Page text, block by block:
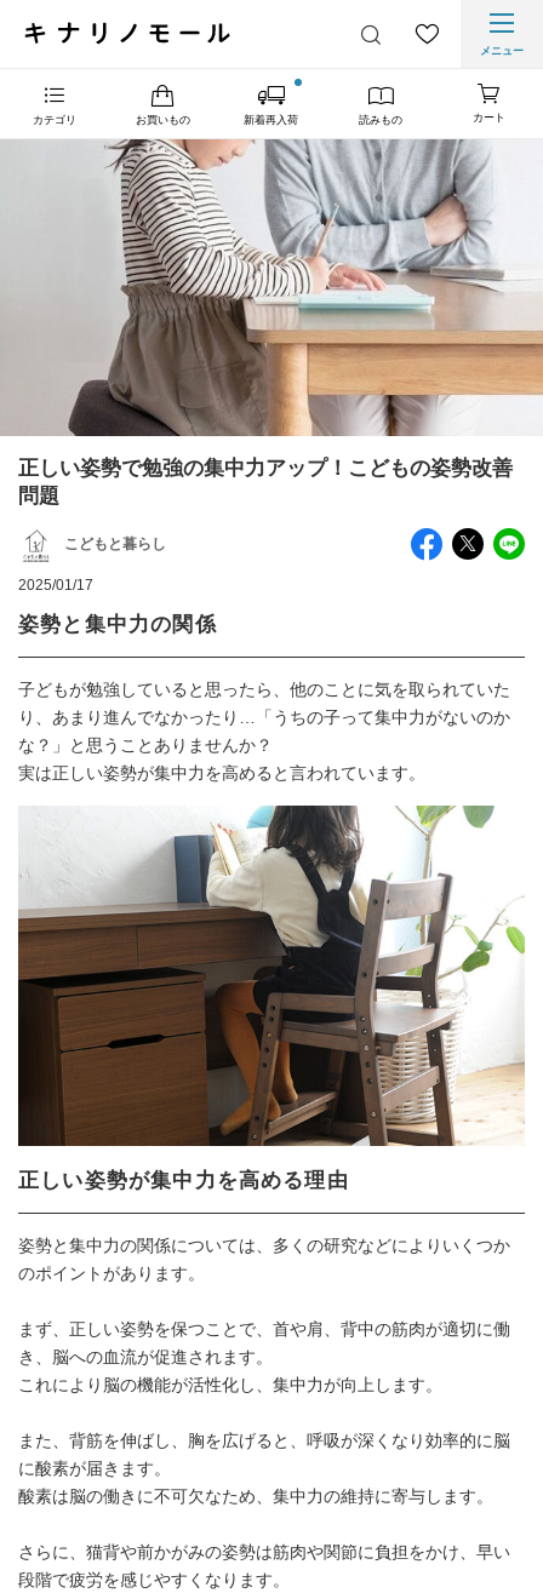
メニュー
カテゴリ お買いもの 新着再入荷 読みもの カート
正しい姿勢で勉強の集中力アップ！こどもの姿勢改善
問題
こどもと暮らし
2025/01/17
姿勢と集中力の関係
子どもが勉強していると思ったら、他のことに気を取られていた
り、あまり進んでなかったり…「うちの子って集中力がないのか
な？」と思うことありませんか？
実は正しい姿勢が集中力を高めると言われています。
正しい姿勢が集中力を高める理由
姿勢と集中力の関係については、多くの研究などによりいくつか
のポイントがあります。
まず、正しい姿勢を保つことで、首や肩、背中の筋肉が適切に働
き、脳への血流が促進されます。
これにより脳の機能が活性化し、集中力が向上します。
また、背筋を伸ばし、胸を広げると、呼吸が深くなり効率的に脳
に酸素が届きます。
酸素は脳の働きに不可欠なため、集中力の維持に寄与します。
さらに、猫背や前かがみの姿勢は筋肉や関節に負担をかけ、早い
段階で疲労を感じやすくなります。